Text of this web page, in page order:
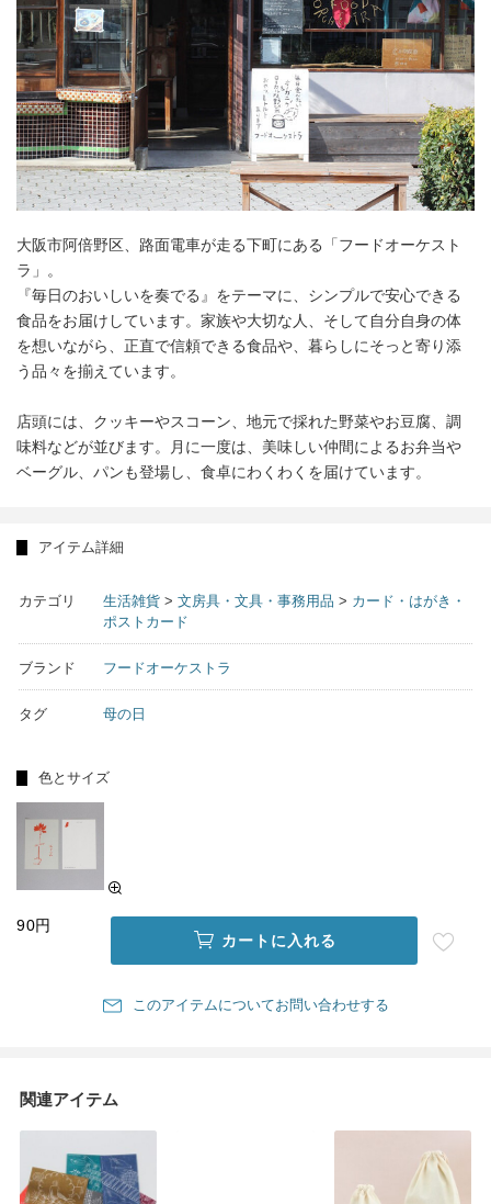
大阪市阿倍野区、路面電車が走る下町にある「フードオーケスト
ラ」。
『毎日のおいしいを奏でる』をテーマに、シンプルで安心できる
食品をお届けしています。家族や大切な人、そして自分自身の体
を想いながら、正直で信頼できる食品や、暮らしにそっと寄り添
う品々を揃えています。
店頭には、クッキーやスコーン、地元で採れた野菜やお豆腐、調
味料などが並びます。月に一度は、美味しい仲間によるお弁当や
ベーグル、パンも登場し、食卓にわくわくを届けています。
アイテム詳細
カテゴリ 生活雑貨 > 文房具・文具・事務用品 > カード・はがき・
ポストカード
ブランド フードオーケストラ
タグ 母の日
色とサイズ
90円
カートに入れる
このアイテムについてお問い合わせする
関連アイテム